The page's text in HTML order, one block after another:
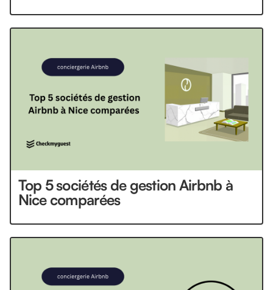
Top 5 sociétés de gestion Airbnb à
Nice comparées